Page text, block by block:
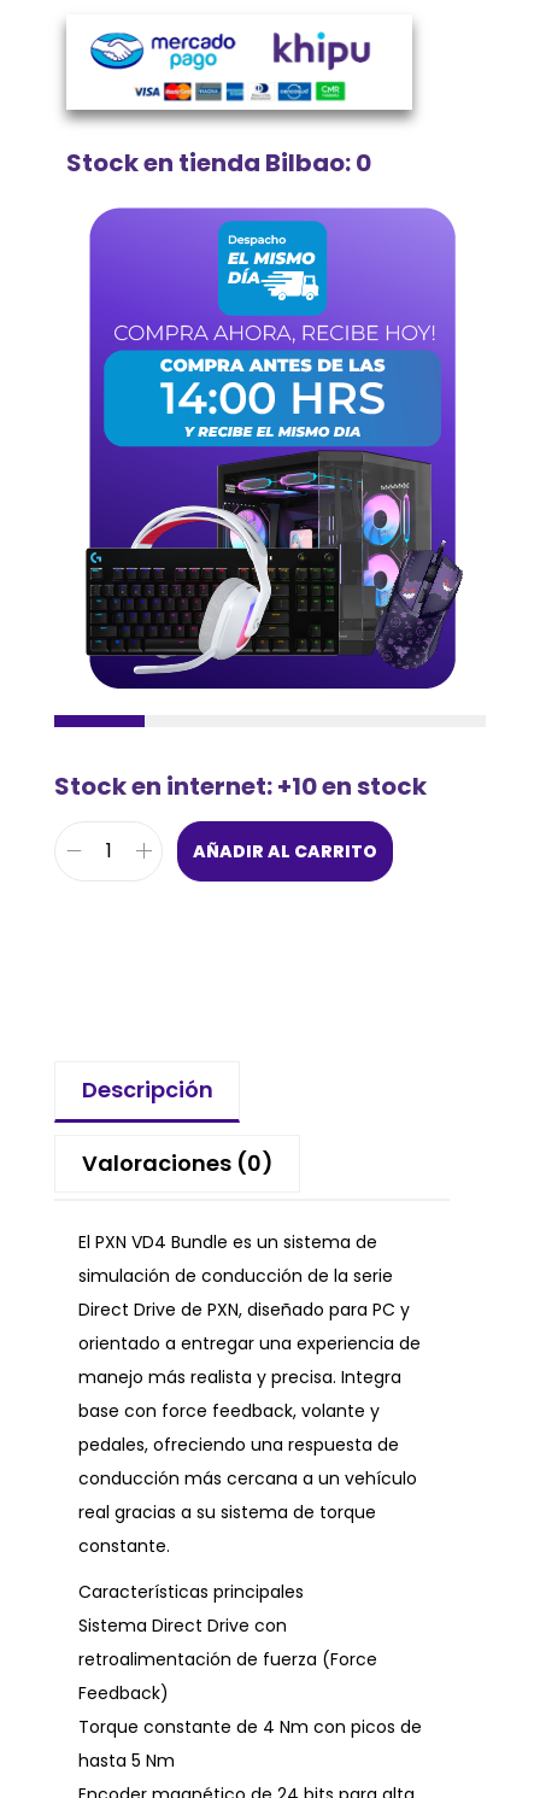
Stock en tienda Bilbao: 0
Stock en internet: +10 en stock
AÑADIR AL CARRITO
Descripción
Valoraciones (0)
El PXN VD4 Bundle es un sistema de
simulación de conducción de la serie
Direct Drive de PXN, diseñado para PC y
orientado a entregar una experiencia de
manejo más realista y precisa. Integra
base con force feedback, volante y
pedales, ofreciendo una respuesta de
conducción más cercana a un vehículo
real gracias a su sistema de torque
constante.
Características principales
Sistema Direct Drive con
retroalimentación de fuerza (Force
Feedback)
Torque constante de 4 Nm con picos de
hasta 5 Nm